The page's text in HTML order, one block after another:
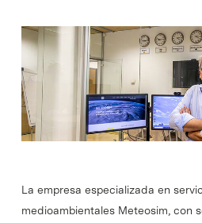
La empresa especializada en
medioambientales Meteosim, con